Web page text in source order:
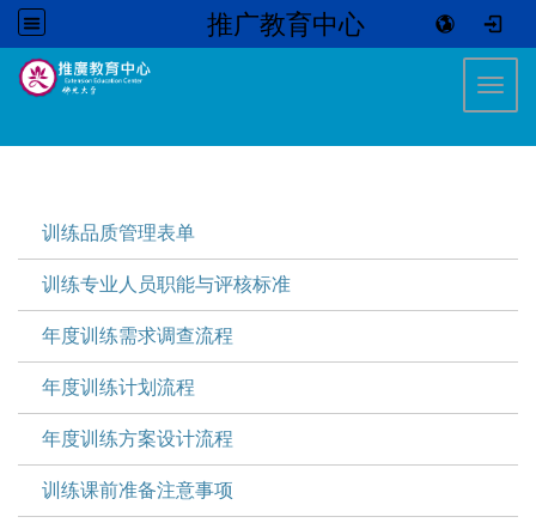
推广教育中心
训练品质管理表单
训练专业人员职能与评核标准
年度训练需求调查流程
年度训练计划流程
年度训练方案设计流程
训练课前准备注意事项